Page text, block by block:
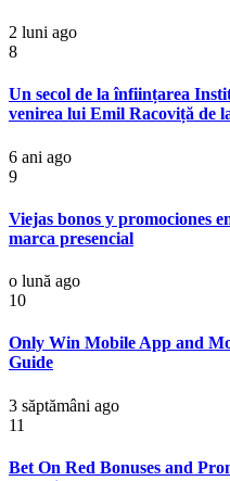
2 luni ago
8
Un secol de la înființarea
venirea lui Emil Racoviță de
6 ani ago
9
Viejas bonos y promociones
marca presencial
o lună ago
10
Only Win Mobile App and
Guide
3 săptămâni ago
11
Bet On Red Bonuses and